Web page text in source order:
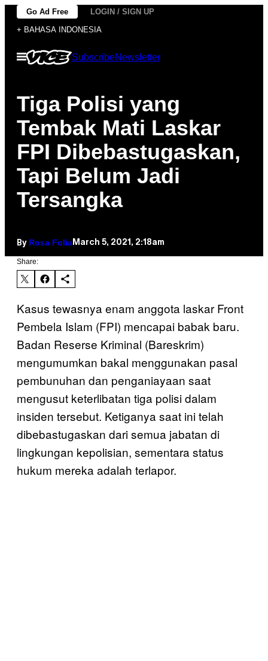
Skip
content
Go Ad Free
LOGIN / SIGN UP
+ BAHASA INDONESIA
Open
Menu
SubscribeNewsletter
Tiga Polisi yang
Tembak Mati Laskar
FPI Dibebastugaskan,
Tapi Belum Jadi
Tersangka
By Rosa Folia March 5, 2021, 2:18am
Share:
Kasus tewasnya enam anggota laskar Front
Pembela Islam (FPI) mencapai babak baru.
Badan Reserse Kriminal (Bareskrim)
mengumumkan bakal menggunakan pasal
pembunuhan dan penganiayaan saat
mengusut keterlibatan tiga polisi dalam
insiden tersebut. Ketiganya saat ini telah
dibebastugaskan dari semua jabatan di
lingkungan kepolisian, sementara status
hukum mereka adalah terlapor.